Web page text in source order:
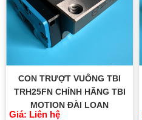
CON TRƯỢT VUÔNG TBI
TRH25FN CHÍNH HÃNG TBI
MOTION ĐÀI LOAN
Giá: Liên hệ